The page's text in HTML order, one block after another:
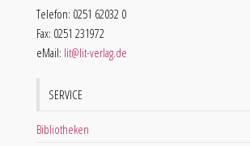
Telefon: 0251 62032 0
Fax: 0251 231972
eMail: lit@lit-verlag.de
SERVICE
Bibliotheken